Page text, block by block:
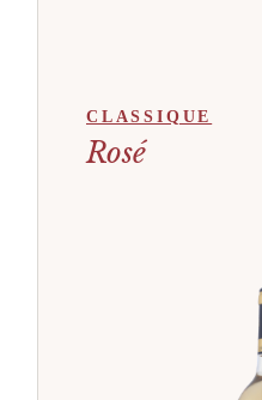
CLASSIQUE
Rosé